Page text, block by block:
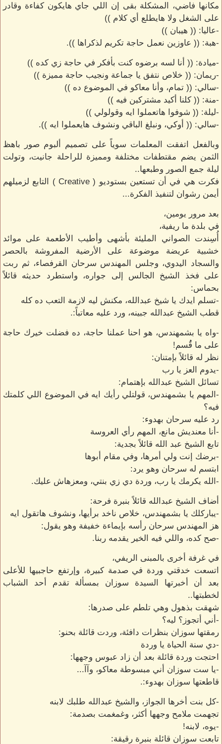
مكانها فاضي، المشكلة بقى إن اللي جاي هايكون كفاءة وقادر
على الشغل ولا هايطلع أي كلام ))
-عاليا: (( هيبان ))
-هبة: (( عاوزين نعمل حاجة تكريم لذكراها )).
-ميادة: (( أنا لسه برضوه كنت بأفكر في حاجة زي كده ))
-ريمان: (( خلاص نتفق يا جماعة ونجيب حاجة مميزة ))
-سالي: (( تمام، وأنا معاكو في الموضوع ده ))
-منة: (( كلنا أكيد مشتركين فيه ))
-ليلة: (( شوفوا هاتعملوا ايه وقولولي ))
-سالي: (( أوكي، ونبلغ الباقي ونشوف هايعملوا ايه )).
وبالفعل اتفقت المعلمات سوياً على تصميم ألبوم صور باهظ
الثمن يضم مقتطفات مختلفة ومميزة للراحلة جانيت، وتولت
ليلة جمع الصور وطبعها..
فكرت هي في أن تستعين بستوديو ( Creative ) التابع لزميلهم
أيمن رشوان لتنفيذ الفكرة...
بعد مرور يومين،
في بلدة ما ريفية،
أُسِندت الصواني المليئة بأشهى وأطيب الأطعمة على موائد
خشبية عريضة موضوعة على الأرضية المفروشة بالحصر
والسجاد اليدوي، وجلس المهندس سرحان القرفصاء، ثم ربت
على فخذ الشيخ الجالس إلى جواره، واستطرد حديثه قائلاً
بحماس:
-تسلم ايدك يا شيخ عبدالله، مكنش ليه لازمة التعب ده كله
قطب الشيخ عبدالله جبينه، ورد عليه معاتباً:.
-واه يا بشمهندس، هو احنا عملنا حاجة، ده فضلت خيرك حاجة
على ما قُُسم!
نظر له قائلاً بإمتنان:
-يدوم العز يا رب
تسائل الشيخ عبدالله بإهتمام:
-المهم يا بشمهندس، قولتلي رأيك ايه في الموضوع اللي كلمتك
فيه؟
رد عليه سرحان بهدوء:
-أنا معنديش مانع، المهم رأي العروسة
تابع الشيخ عبد الله قائلاً بجدية:
-برضك إنت ولي أمرها، وفي مقام أبوها
ابتسم له سرحان وهو يرد:
-الله يكرمك يا رب، وردة دي زي بنتي، ومعزهاش عليك.
أضاف الشيخ عبدالله قائلاً بنبرة فرحة:
-يباركلك يا بشمهندس، خلاص ناخد برأيها، ونشوف هاتقول ايه
هز المهندس سرحان رأسه بإيماءة خفيفة وهو يقول:
-صح كده، واللي فيه الخير يقدمه ربنا.
في غرفة أخرى بالمبنى الريفي،
اتسعت خدقتي وردة في صدمة كبيرة، وإرتفع حاجبيها للأعلى
بعد أن أخبرتها السيدة سوزان بمسألة تقدم أحد الشباب
لخطبتها..
شهقت بذهول وهي تلطم على صدرها:
-أني أتجوز؟ ليه؟
رمقتها سوزان بنظرات دافئة، وردت قائلة بحنو:
-دي سنة الحياة يا وردة
احتجت وردة قائلة بعد أن زاد عبوس وجهها:
-يا ست سوزان أني مبسوطة معاكو، وآآ...
قاطعتها سوزان بهدوء:.
-كل بنت أخرها الجواز، والشيخ عبدالله طلبك لابنه
تجهمت ملامح وجهها أكثر، وغمغمت بصدمة:
-يوه، لابنه!
تابعت سوزان قائلة بنبرة رقيقة: